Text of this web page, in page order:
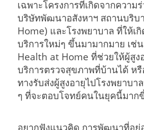
เฉพาะโครงการที่เกิดจากความ
บริษัทพัฒนาอสังหาฯ สถานบริบ
Home) และโรงพยาบาล ที่ให้
บริการใหม่ๆ ขึ้นมามากมาย เช่
Health at Home ที่ช่วยให้ผู้สูง
บริการตรวจสุขภาพที่บ้านได้ หรื
ทางรับส่งผู้สูงอายุไปโรงพยาบา
ๆ ที่จะตอบโจทย์คนในยุคนี้มาก
อยากฟังแนวคิด การพัฒนาที่อยู่